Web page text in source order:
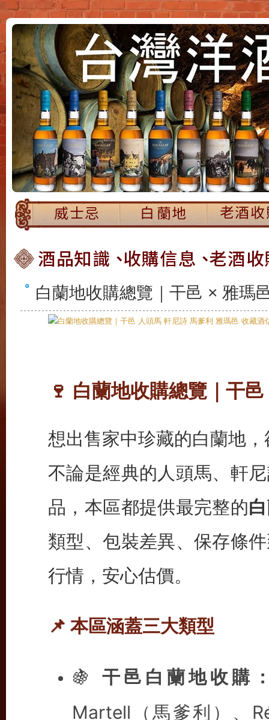
白蘭地收購總覽｜干邑 × 雅瑪
🍷 白蘭地收購總覽｜干
想出售家中珍藏的白蘭地
不論是經典的人頭馬、軒
品，本區都提供最完整的
類型、包裝差異、保存條
行情，安心估價。
📌 本區涵蓋三大類型
🍇 干邑白蘭地收購
Martell（馬爹利）、